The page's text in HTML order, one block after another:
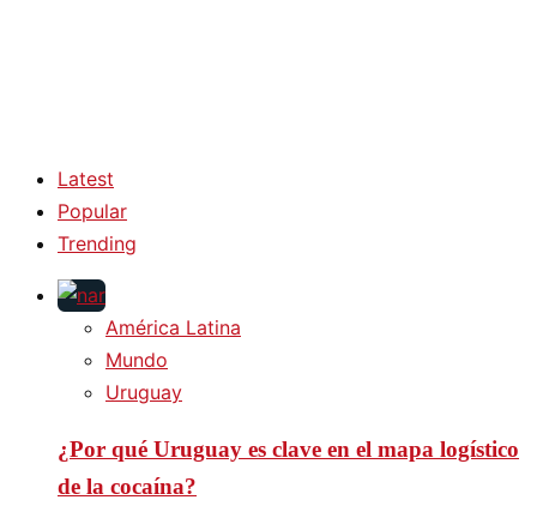
Latest
Popular
Trending
América Latina
Mundo
Uruguay
¿Por qué Uruguay es clave en el mapa logístico
de la cocaína?